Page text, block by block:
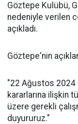
Göztepe Kulübü,
nedeniyle verilen
açıkladı.
Göztepe'nin
"22 Ağustos 2024
kararlarına ilişkin
üzere gerekli
duyururuz."